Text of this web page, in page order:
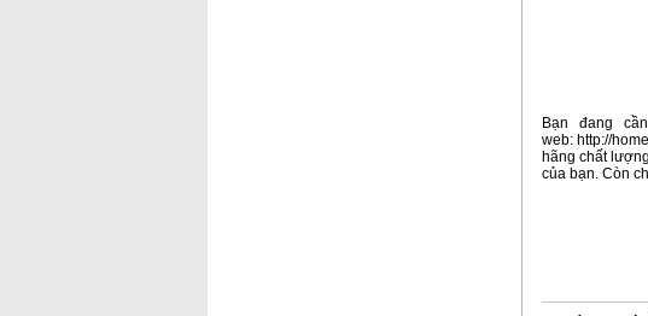
Bạn đang
web: http://
hãng chất
của bạn. Còn